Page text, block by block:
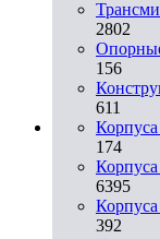
2802
156
611
Корпуса
174
6395
392